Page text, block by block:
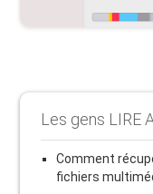
Les gens LIRE
Comment
fichiers